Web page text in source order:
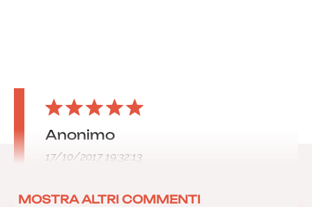
Anonimo
17/10/2017 19:32:13
MOSTRA ALTRI COMMENTI